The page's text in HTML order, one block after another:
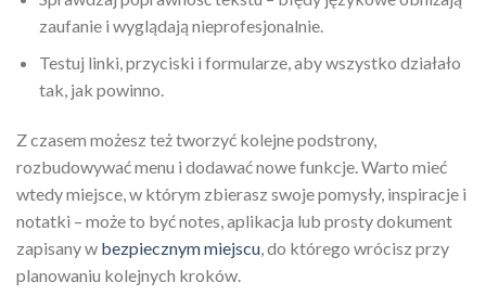
zaufanie i wyglądają nieprofesjonalnie.
Testuj linki, przyciski i formularze, aby wszystko działało
tak, jak powinno.
Z czasem możesz też tworzyć kolejne podstrony,
rozbudowywać menu i dodawać nowe funkcje. Warto mieć
wtedy miejsce, w którym zbierasz swoje pomysły, inspiracje i
notatki – może to być notes, aplikacja lub prosty dokument
zapisany w bezpiecznym miejscu, do którego wrócisz przy
planowaniu kolejnych kroków.